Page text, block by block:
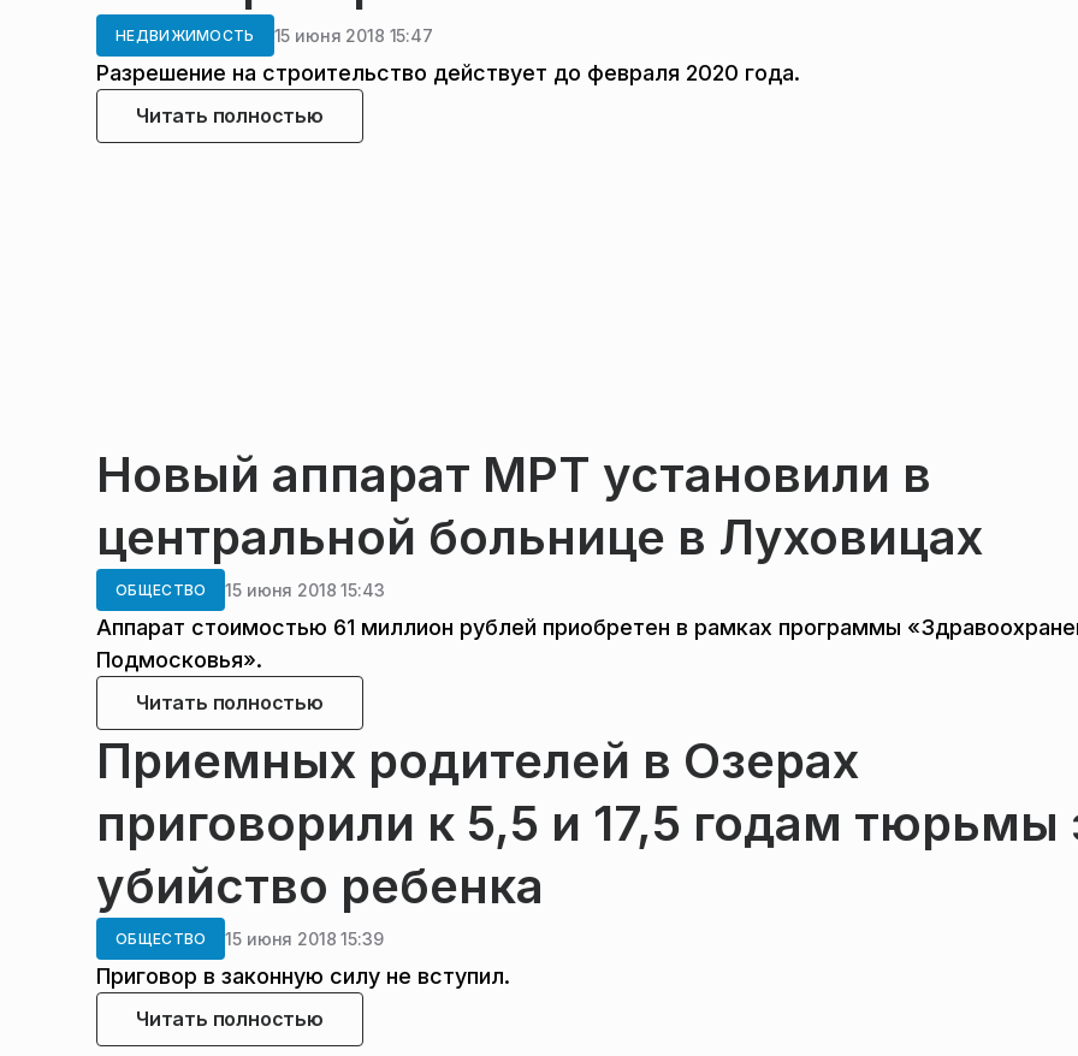
НЕДВИЖИМОСТЬ 15 июня 2018 15:47
Разрешение на строительство действует до февраля 2020 года.
Читать полностью
Новый аппарат МРТ установили в
центральной больнице в Луховицах
ОБЩЕСТВО 15 июня 2018 15:43
Аппарат стоимостью 61 миллион рублей приобретен в рамках программы
Подмосковья».
Читать полностью
Приемных родителей в Озерах
приговорили к 5,5 и 17,5 годам тюрьмы
убийство ребенка
ОБЩЕСТВО 15 июня 2018 15:39
Приговор в законную силу не вступил.
Читать полностью